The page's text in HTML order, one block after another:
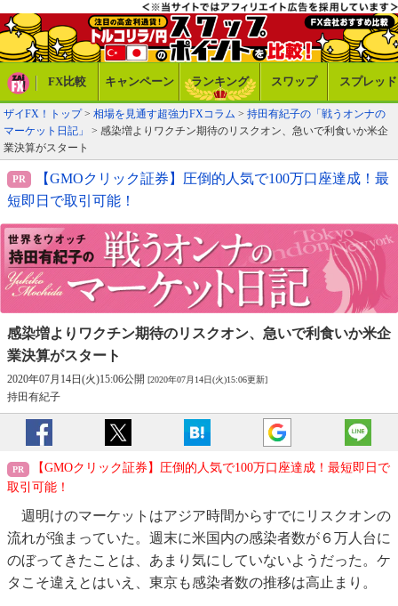
FX比較 キャンペーン ランキング スワップ スプレッド
ザイFX！トップ> 相場を見通す超強力FXコラム > 持田有紀子の「戦うオンナの
マーケット日記」
> 感染増よりワクチン期待のリスクオン、急いで利食いか米企
業決算がスタート
【GMOクリック証券】圧倒的人気で100万口座達成！最
短即日で取引可能！
感染増よりワクチン期待のリスクオン、 急いで利食いか米企
業決算がスタート
2020年07月14日(火)15:06公開 [2020年07月14日(火)15:06更新]
持田有紀子
【GMOクリック証券】圧倒的人気で100万口座達成！最短即日で
取引可能！
週明けのマーケットはアジア時間からすでにリスクオンの
流れが強まっていた。週末に米国内の感染者数が６万人台に
のぼってきたことは、あまり気にしていないようだった。ケ
タこそ違えとはいえ、東京も感染者数の推移は高止まり。